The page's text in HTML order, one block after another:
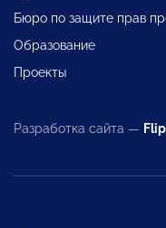
Бюро по защите прав
Образование
Проекты
Разработка сайта —